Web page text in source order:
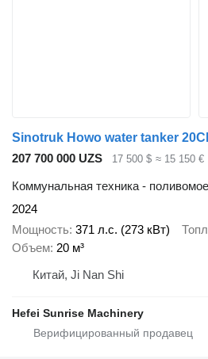
Sinotruk Howo water tanker
207 700 000 UZS
17 500 $ ≈ 15 150 €
Коммунальная техника -
2024
Мощность 371 л.с. (273 кВт)
Объем 20 м³
Китай, Ji Nan Shi
Hefei Sunrise Machinery